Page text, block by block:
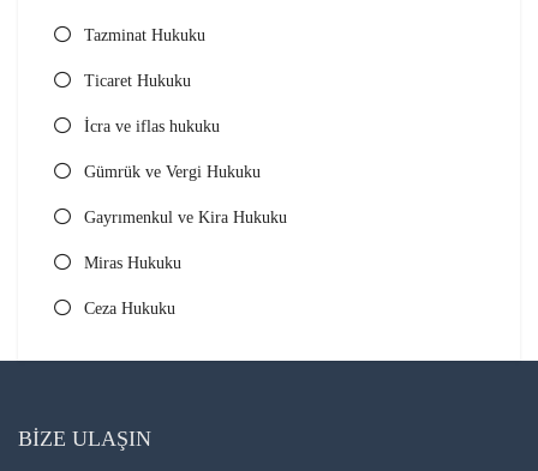
Tazminat Hukuku
Ticaret Hukuku
İcra ve iflas hukuku
Gümrük ve Vergi Hukuku
Gayrımenkul ve Kira Hukuku
Miras Hukuku
Ceza Hukuku
BİZE ULAŞIN